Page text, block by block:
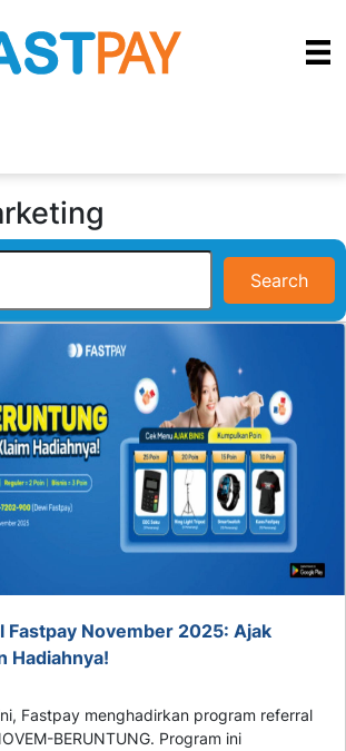
Search
Fastpay November 2025: Ajak
Hadiahnya!
Fastpay menghadirkan program referral
BERUNTUNG. Program ini